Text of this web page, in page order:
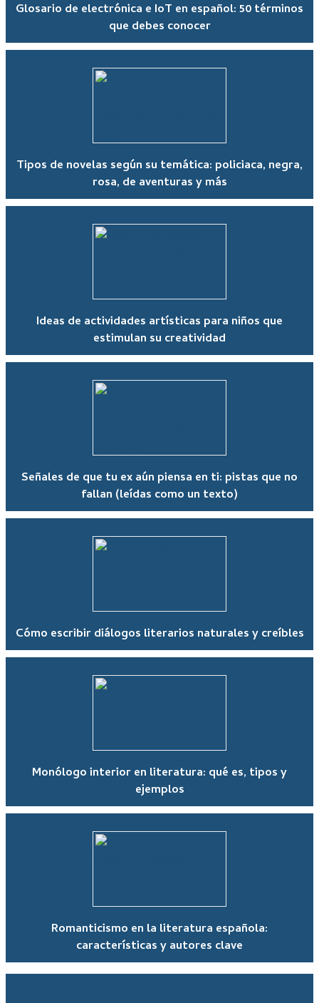
Glosario de electrónica e IoT en español: 50 términos
que debes conocer
Tipos de novelas según su temática: policiaca, negra,
rosa, de aventuras y más
Ideas de actividades artísticas para niños que
estimulan su creatividad
Señales de que tu ex aún piensa en ti: pistas que no
fallan (leídas como un texto)
Cómo escribir diálogos literarios naturales y creíbles
Monólogo interior en literatura: qué es, tipos y
ejemplos
Romanticismo en la literatura española:
características y autores clave